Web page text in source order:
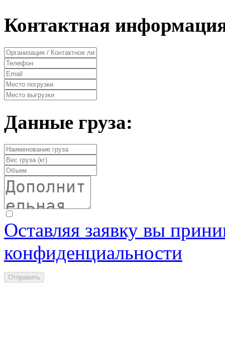
Контактная
Данные груза:
Оставляя заявку вы
конфиденциальности